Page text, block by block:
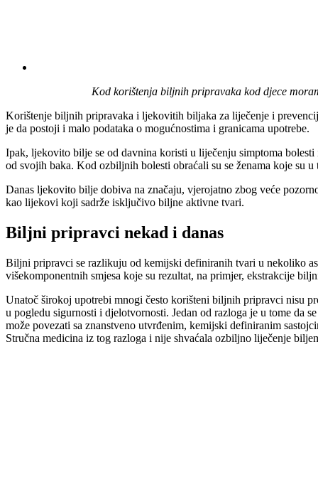
Kod korištenja biljnih pripravaka kod djece
Korištenje biljnih pripravaka i ljekovitih biljaka za liječenje i
je da postoji i malo podataka o mogućnostima i granicama upotrebe.
Ipak, ljekovito bilje se od davnina koristi u liječenju simptoma
od svojih baka. Kod ozbiljnih bolesti obraćali su se ženama koje su
Danas ljekovito bilje dobiva na značaju, vjerojatno zbog veće
kao lijekovi koji sadrže isključivo biljne aktivne tvari.
Biljni pripravci nekad i danas
Biljni pripravci se razlikuju od kemijski definiranih tvari u nekoliko
višekomponentnih smjesa koje su rezultat, na primjer, ekstrakcije
Unatoč širokoj upotrebi mnogi često korišteni biljnih pripravci nisu
u pogledu sigurnosti i djelotvornosti. Jedan od razloga je u tome da
može povezati sa znanstveno utvrđenim, kemijski definiranim
Stručna medicina iz tog razloga i nije shvaćala ozbiljno liječenje